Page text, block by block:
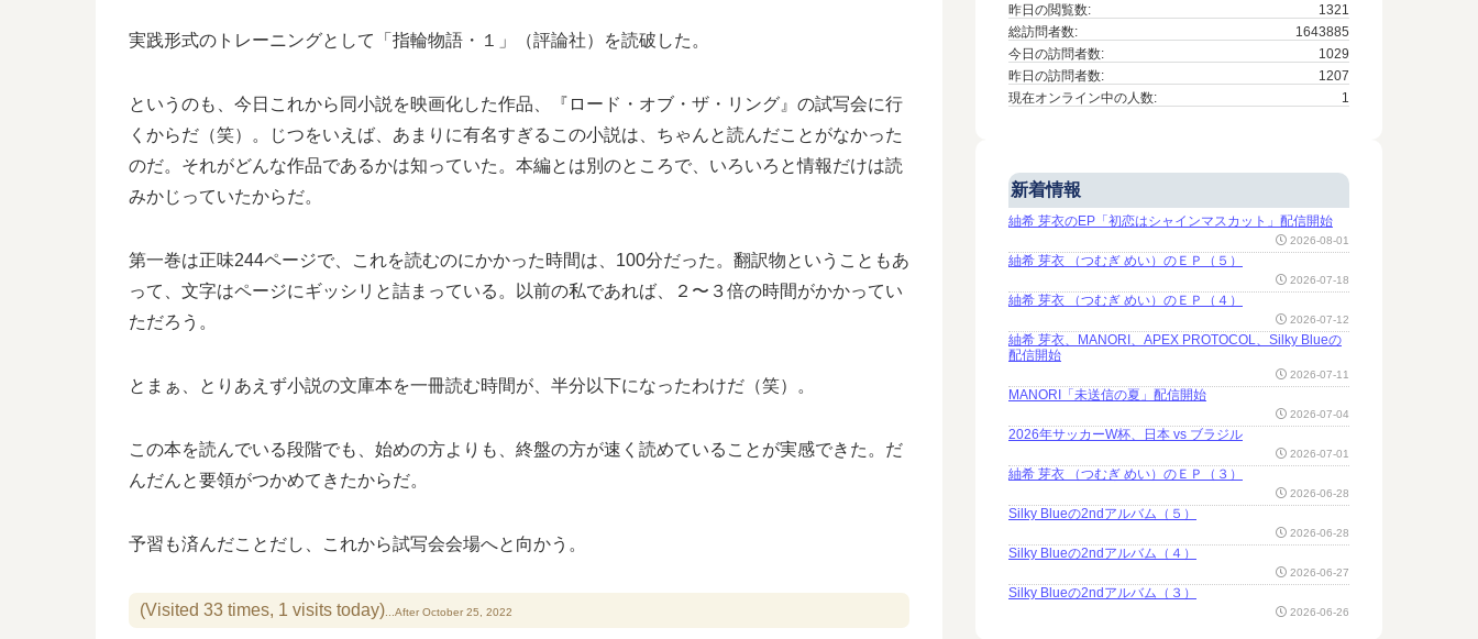
実践形式のトレーニングとして「指輪物語・１」（評論社）を読破した。
というのも、今日これから同小説を映画化した作品、『ロード・オブ・ザ・リング』の試写会に行
くからだ（笑）。じつをいえば、あまりに有名すぎるこの小説は、ちゃんと読んだことがなかった
のだ。それがどんな作品であるかは知っていた。本編とは別のところで、いろいろと情報だけは読
みかじっていたからだ。
第一巻は正味244ページで、これを読むのにかかった時間は、100分だった。翻訳物ということもあ
って、文字はページにギッシリと詰まっている。以前の私であれば、２〜３倍の時間がかかってい
ただろう。
とまぁ、とりあえず小説の文庫本を一冊読む時間が、半分以下になったわけだ（笑）。
この本を読んでいる段階でも、始めの方よりも、終盤の方が速く読めていることが実感できた。だ
んだんと要領がつかめてきたからだ。
予習も済んだことだし、これから試写会会場へと向かう。
(Visited 33 times, 1 visits today)
1321
昨日の閲覧数:
1643885
総訪問者数:
1029
今日の訪問者数:
1207
昨日の訪問者数:
1
現在オンライン中の人数:
新着情報
紬希 芽衣のEP「初恋はシャインマスカット」配信開始
2026-08-01
紬希 芽衣 （つむぎ めい）のＥＰ（５）
2026-07-18
紬希 芽衣 （つむぎ めい）のＥＰ（４）
2026-07-12
紬希 芽衣、MANORI、APEX PROTOCOL、Silky Blueの
配信開始
2026-07-11
MANORI「未送信の夏」配信開始
2026-07-04
2026年サッカーW杯、日本 vs ブラジル
2026-07-01
紬希 芽衣 （つむぎ めい）のＥＰ（３）
2026-06-28
Silky Blueの2ndアルバム（５）
2026-06-28
Silky Blueの2ndアルバム（４）
2026-06-27
Silky Blueの2ndアルバム（３）
2026-06-26